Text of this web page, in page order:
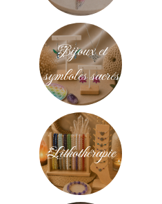
Bijoux et
symboles sacrés
Lithothérapie